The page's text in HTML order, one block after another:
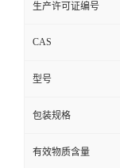
生产许可证编号
CAS
型号
包装规格
有效物质含量